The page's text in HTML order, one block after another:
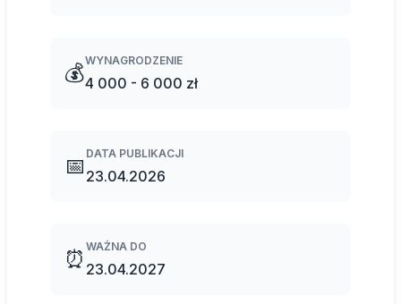
💰WYNAGRODZENIE
4 000 - 6 000 zł
📅 DATA PUBLIKACJI
23.04.2026
⏰ WAŻNA DO
23.04.2027